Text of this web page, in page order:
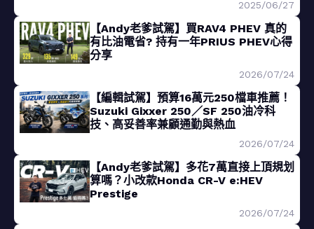
2025/06/27
【Andy老爹試駕】買RAV4 PHEV 真的
有比油電省? 持有一年PRIUS PHEV心得
分享
2026/07/24
【編輯試駕】預算16萬元250檔車推薦！
Suzuki Gixxer 250／SF 250油冷科
技、高妥善率兼顧通勤與熱血
2026/07/24
【Andy老爹試駕】多花7萬直接上頂規划
算嗎？小改款Honda CR-V e:HEV
Prestige
2026/07/24